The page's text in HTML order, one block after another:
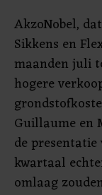
AkzoNobel,
Sikkens en
maanden juli
hogere
Guillaume en
de
kwartaal
omlaag